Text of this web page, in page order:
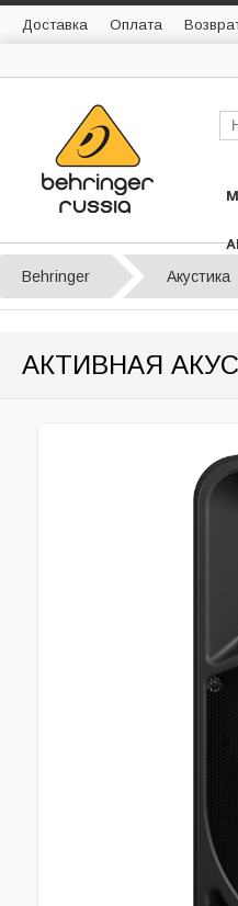
Доставка Оплата
Behringer Акустика
АКТИВНАЯ